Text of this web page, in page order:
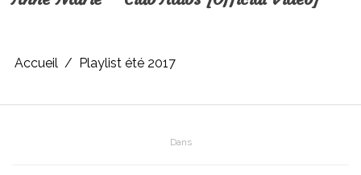
Accueil Playlist été 2017
Dans